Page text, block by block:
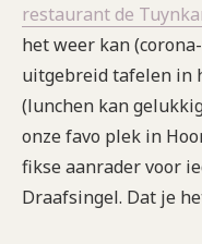
restaurant de
het weer kan
uitgebreid tafelen in
(lunchen kan
onze favo plek in
fikse aanrader voor
Draafsingel. Dat je